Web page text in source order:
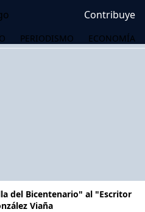
Contribuye
PERIODISMO ECONOMÍA
del Bicentenario" al "Escritor
Viaña